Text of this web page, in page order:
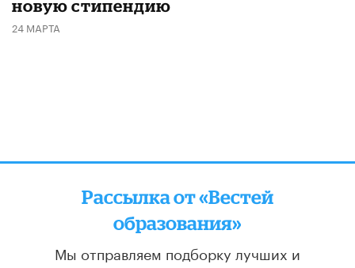
новую стипендию
24 МАРТА
Рассылка от «Вестей
образования»
Мы отправляем подборку лучших и